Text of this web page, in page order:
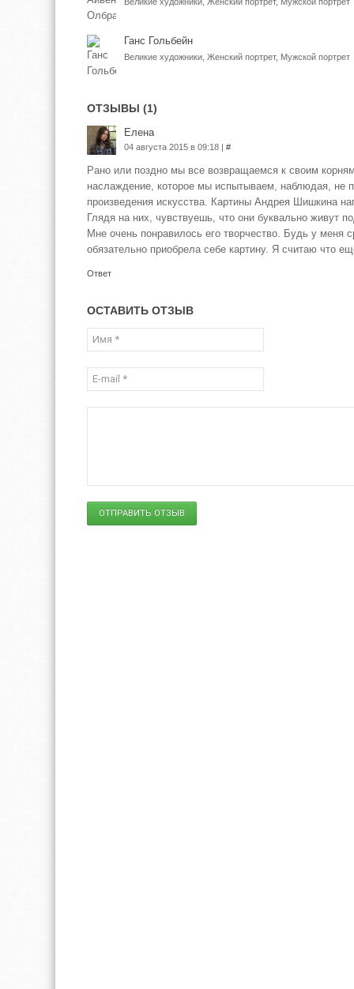
Ганс Гольбейн
Великие художники, Женский портрет, Мужской портрет
ОТЗЫВЫ (1)
Елена
04 августа 2015 в 09:18 | #
Рано или поздно мы все возвращаемся к своим
наслаждение, которое мы испытываем, наблюдая, не
произведения искусства. Картины Андрея Шишкина
Глядя на них, чувствуешь, что они буквально живут
Мне очень понравилось его творчество. Будь у меня
обязательно приобрела себе картину. Я считаю что
Ответ
ОСТАВИТЬ ОТЗЫВ
ОТПРАВИТЬ ОТЗЫВ